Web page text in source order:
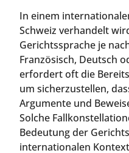
In einem
Schweiz verhandelt
Gerichtssprache je
Französisch, Deutsch
erfordert oft die
um sicherzustellen,
Argumente und
Solche
Bedeutung der
internationalen